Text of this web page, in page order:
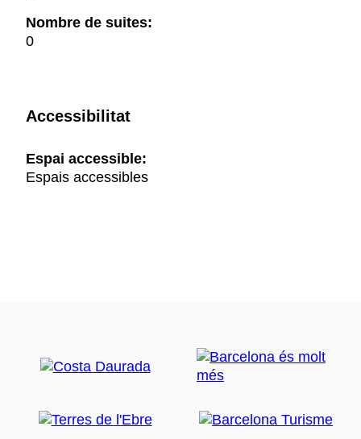
Nombre de suites:
0
Accessibilitat
Espai accessible:
Espais accessibles